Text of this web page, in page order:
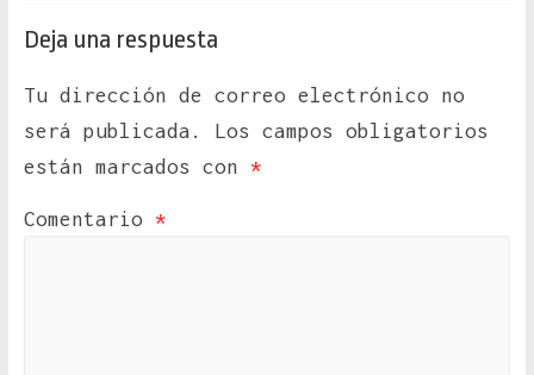
Deja una respuesta
Tu dirección de correo electrónico no
será publicada.
Los campos obligatorios
están marcados con *
Comentario *